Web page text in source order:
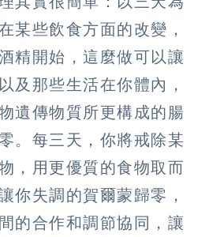
某些飲食方面的改變，
精開始，這麼做可以讓
及那些生活在你體內，
遺傳物質所更構成的腸
。每三天，你將戒除某
，用更優質的食物取而
你失調的賀爾蒙歸零，
的合作和調節協同，讓